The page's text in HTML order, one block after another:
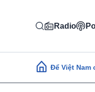
Radio
Main Để Việt Nam